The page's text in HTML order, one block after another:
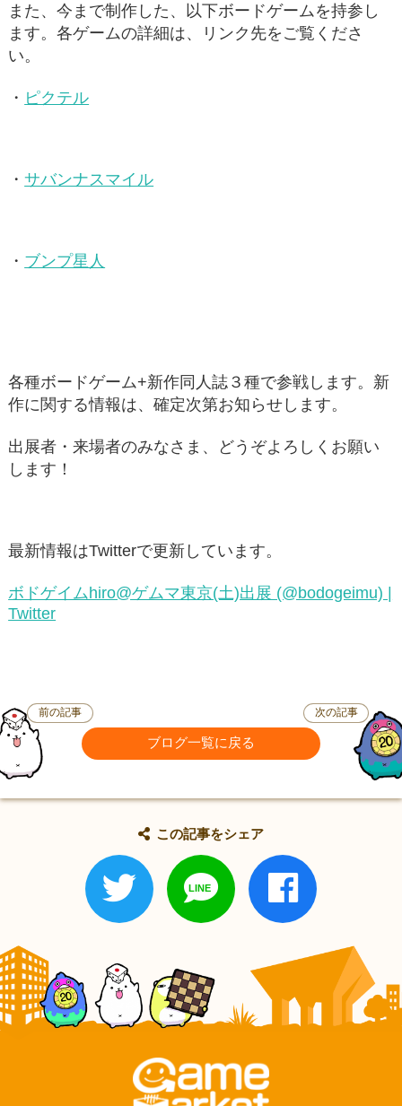
また、今まで制作した、以下ボードゲームを持参し
ます。各ゲームの詳細は、リンク先をご覧くださ
い。
・ ピクテル
・サバンナスマイル
・ ブンプ星人
各種ボードゲーム+新作同人誌３種で参戦します。新
作に関する情報は、確定次第お知らせします。
出展者・来場者のみなさま、どうぞよろしくお願い
します！
最新情報はTwitterで更新しています。
ボドゲイムhiro@ゲムマ東京(土)出展 (@bodogeimu) |
Twitter
前の記事
ブログ一覧に戻る
次の記事
この記事をシェア